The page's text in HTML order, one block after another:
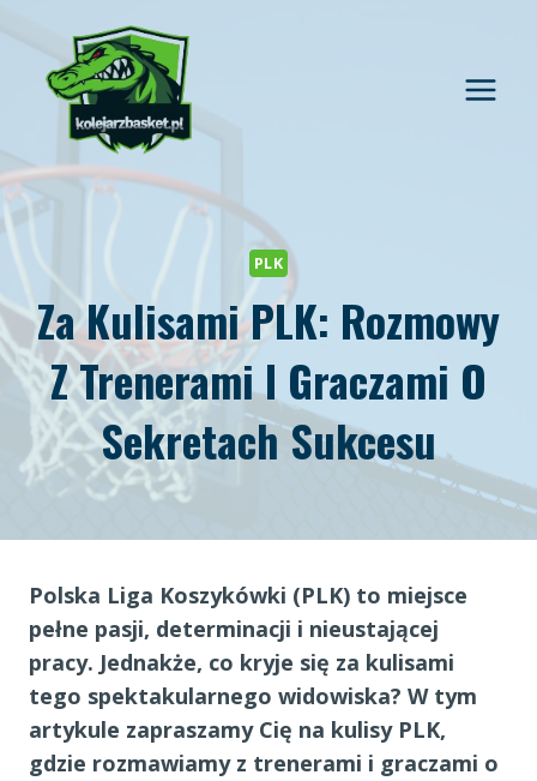
treści
PLK
Za Kulisami PLK: Rozmowy
Z Trenerami I Graczami O
Sekretach Sukcesu
Polska Liga Koszykówki (PLK) to miejsce
pełne pasji, determinacji i nieustającej
pracy. Jednakże, co kryje się za kulisami
tego spektakularnego widowiska? W tym
artykule zapraszamy Cię na kulisy PLK,
gdzie rozmawiamy z trenerami i graczami o